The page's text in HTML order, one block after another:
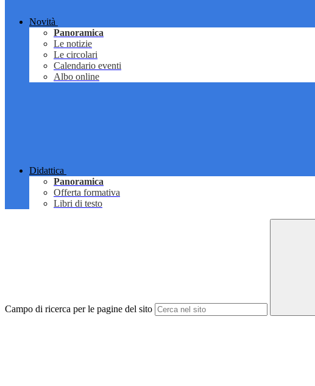
Novità
Panoramica
Le notizie
Le circolari
Calendario eventi
Albo online
Didattica
Panoramica
Offerta formativa
Libri di testo
Campo di ricerca per le pagine del sito